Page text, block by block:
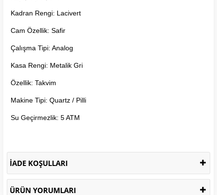
Kadran Rengi: Lacivert
Cam Özellik: Safir
Çalışma Tipi: Analog
Kasa Rengi: Metalik Gri
Özellik: Takvim
Makine Tipi: Quartz / Pilli
Su Geçirmezlik: 5 ATM
İADE KOŞULLARI
ÜRÜN YORUMLARI